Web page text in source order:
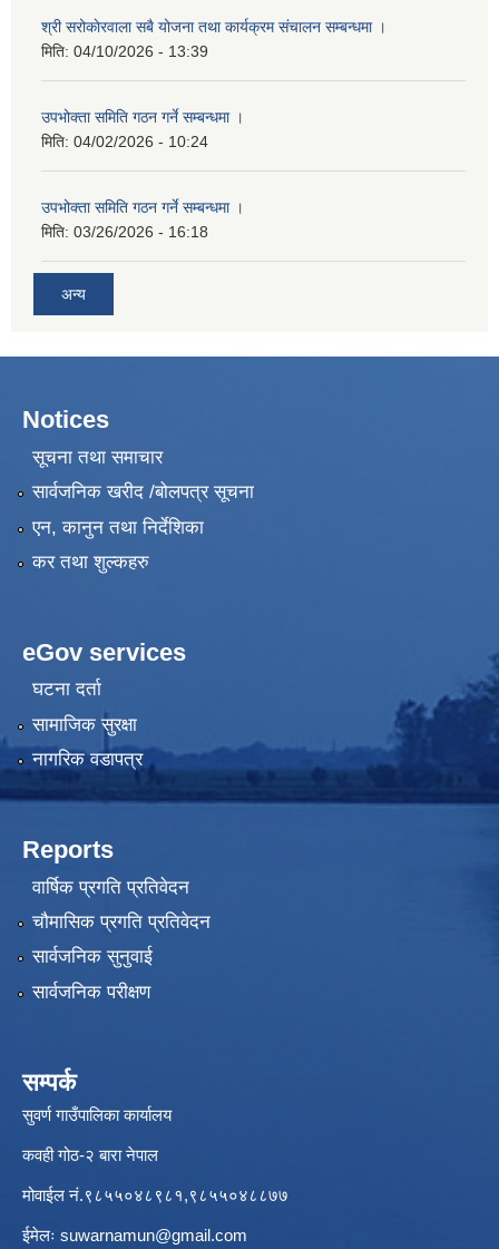
श्री सरोकाेरवाला सबै योजना तथा कार्यक्रम संचालन सम्बन्धमा ।
मिति: 04/10/2026 - 13:39
उपभोक्ता समिति गठन गर्ने सम्बन्धमा ।
मिति: 04/02/2026 - 10:24
उपभोक्ता समिति गठन गर्ने सम्बन्धमा ।
मिति: 03/26/2026 - 16:18
अन्य
Notices
सूचना तथा समाचार
सार्वजनिक खरीद /बोलपत्र सूचना
एन, कानुन तथा निर्देशिका
कर तथा शुल्कहरु
eGov services
घटना दर्ता
सामाजिक सुरक्षा
नागरिक वडापत्र
Reports
वार्षिक प्रगति प्रतिवेदन
चौमासिक प्रगति प्रतिवेदन
सार्वजनिक सुनुवाई
सार्वजनिक परीक्षण
सम्पर्क
सुवर्ण गाउँपालिका कार्यालय
कवही गोठ-२ बारा नेपाल
मोवाईल नं.९८५५०४८९८१,९८५५०४८८७७
ईमेलः suwarnamun@gmail.com